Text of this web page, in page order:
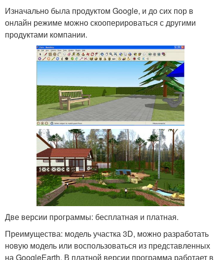
Изначально была продуктом Google, и до сих пор в
онлайн режиме можно скооперироваться с другими
продуктами компании.
Две версии программы: бесплатная и платная.
Преимущества: модель участка 3D, можно разработать
новую модель или воспользоваться из представленных
на GoogleEarth. В платной версии программа работает в